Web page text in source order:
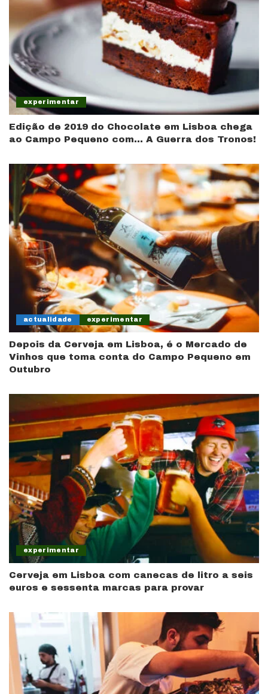
experimentar
Edição de 2019 do Chocolate em Lisboa chega
ao Campo Pequeno com… A Guerra dos Tronos!
actualidade experimentar
Depois da Cerveja em Lisboa, é o Mercado de
Vinhos que toma conta do Campo Pequeno em
Outubro
experimentar
Cerveja em Lisboa com canecas de litro a seis
euros e sessenta marcas para provar